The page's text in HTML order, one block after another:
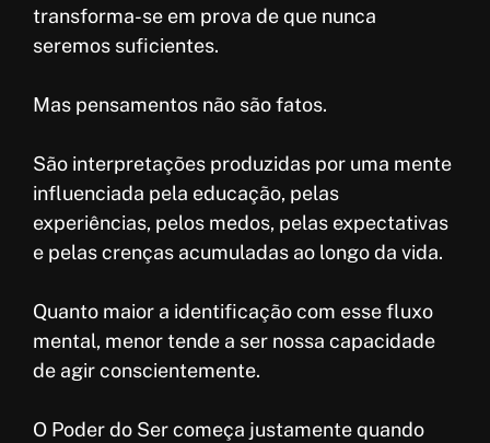
transforma-se em prova de que nunca
seremos suficientes.
Mas pensamentos não são fatos.
São interpretações produzidas por uma mente
influenciada pela educação, pelas
experiências, pelos medos, pelas expectativas
e pelas crenças acumuladas ao longo da vida.
Quanto maior a identificação com esse fluxo
mental, menor tende a ser nossa capacidade
de agir conscientemente.
O Poder do Ser começa justamente quando